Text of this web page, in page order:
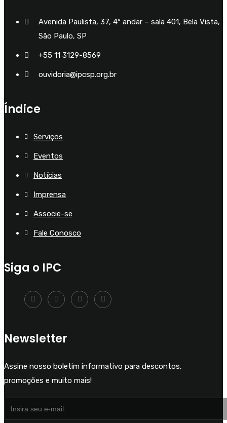
Avenida Paulista, 37, 4º andar – sala 401, Bela Vista,
São Paulo, SP
+55 11 3129-8569
ouvidoria@ipcsp.org.br
Índice
Serviços
Eventos
Notícias
Imprensa
Associe-se
Fale Conosco
Siga o IPC
Newsletter
Assine nosso boletim informativo para descontos,
promoções e muito mais!